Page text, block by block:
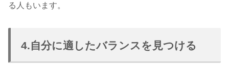
る人もいます。
4.自分に適したバランスを見つける